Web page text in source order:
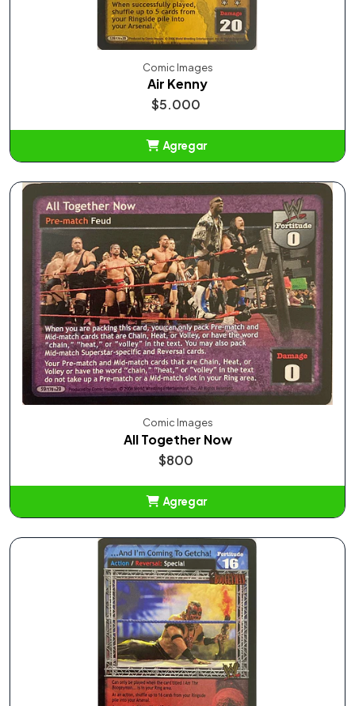
Comic Images
Air Kenny
$5.000
Agregar
Comic Images
All Together Now
$800
Agregar